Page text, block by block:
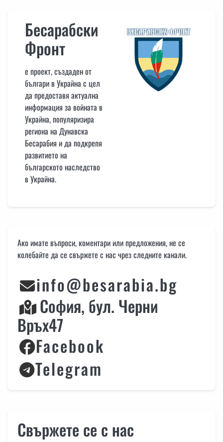
Бесарабски
Фронт
е проект, създаден от
българи в Украйна с цел
да предоставя актуална
информация за войната в
Украйна, популяризира
региона на Дунавска
Бесарабия и да подкрепя
развитието на
българското наследство
в Украйна.
Ако имате въпроси, коментари или предложения, не се
колебайте да се свържете с нас чрез следните канали.
info@besarabia.bg
София, бул. Черни
Връх47
Facebook
Telegram
Свържете се с нас